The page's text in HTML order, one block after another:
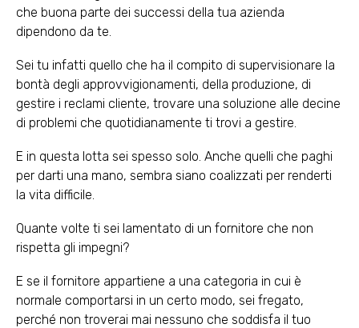
che buona parte dei successi della tua azienda
dipendono da te.
Sei tu infatti quello che ha il compito di supervisionare la
bontà degli approvvigionamenti, della produzione, di
gestire i reclami cliente, trovare una soluzione alle decine
di problemi che quotidianamente ti trovi a gestire.
E in questa lotta sei spesso solo. Anche quelli che paghi
per darti una mano, sembra siano coalizzati per renderti
la vita difficile.
Quante volte ti sei lamentato di un fornitore che non
rispetta gli impegni?
E se il fornitore appartiene a una categoria in cui è
normale comportarsi in un certo modo, sei fregato,
perché non troverai mai nessuno che soddisfa il tuo